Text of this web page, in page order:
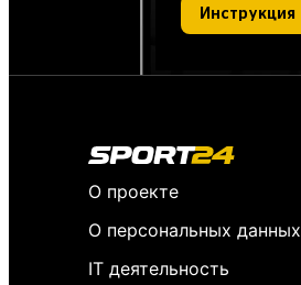
Инструкция
О проекте
О персональных данных
IT деятельность